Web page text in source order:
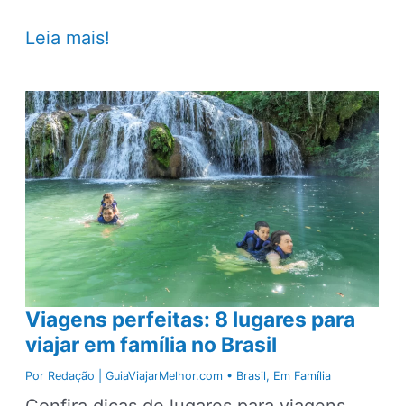
Viagens
5
dicas
de
hotel
fazenda
perto
de
Brasília
Leia mais!
Viagens perfeitas: 8 lugares para
viajar em família no Brasil
Por Redação | GuiaViajarMelhor.com • Brasil, Em Família